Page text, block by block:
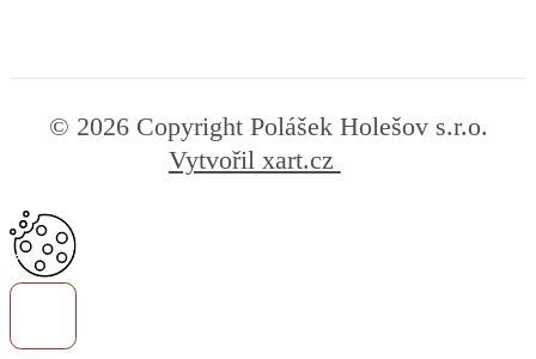
© 2026 Copyright Polášek Holešov s.r.o.
Vytvořil xart.cz